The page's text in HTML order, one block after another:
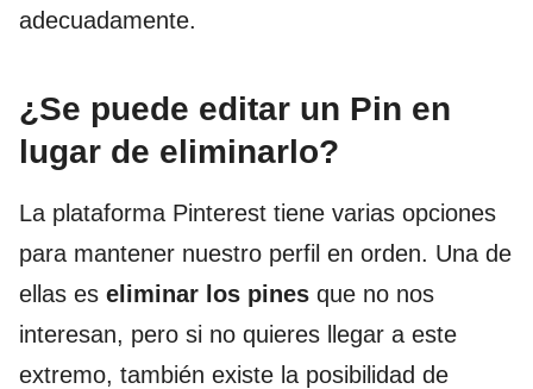
adecuadamente.
¿Se puede editar un Pin en
lugar de eliminarlo?
La plataforma Pinterest tiene varias opciones
para mantener nuestro perfil en orden. Una de
ellas es eliminar los pines que no nos
interesan, pero si no quieres llegar a este
extremo, también existe la posibilidad de